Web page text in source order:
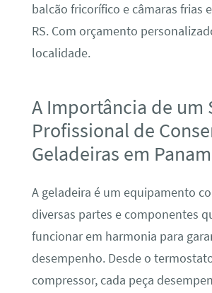
balcão fricorífico e câmaras frias
RS. Com orçamento
localidade.
A Importância de um
Profissional de
Geladeiras em
A geladeira é um equipamento
diversas partes e componentes
funcionar em harmonia para
desempenho. Desde o
compressor, cada peça